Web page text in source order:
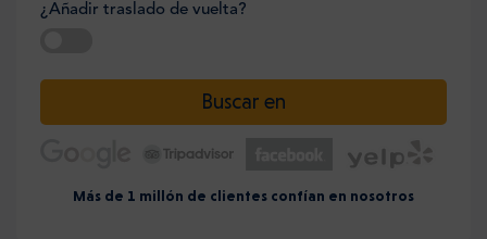
¿Añadir traslado de vuelta?
Buscar en
Más de 1 millón de clientes confían en nosotros